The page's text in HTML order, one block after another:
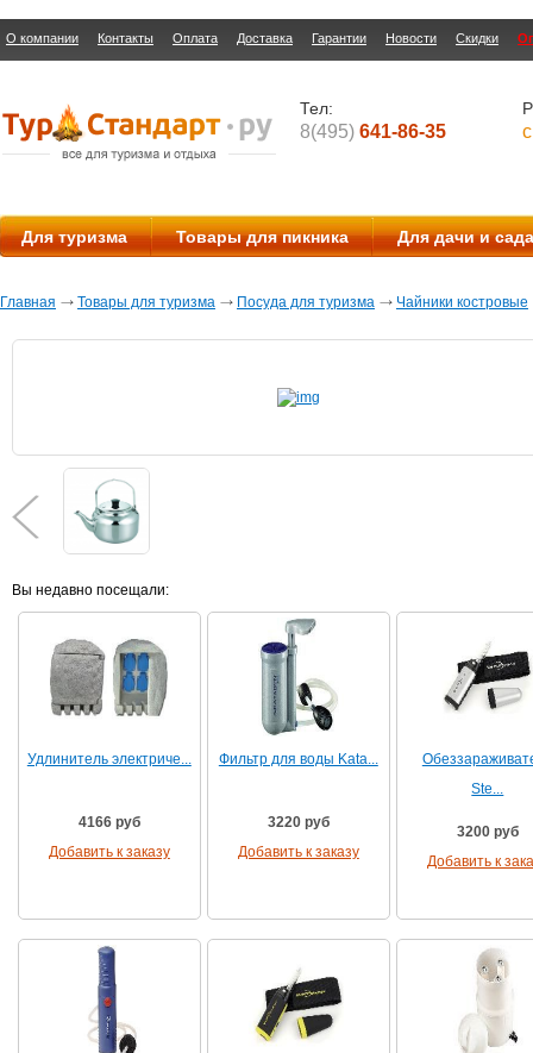
О компании Контакты Оплата Доставка Гарантии Новости Скидки
Тел:
8(495) 641-86-35
Для туризма Товары для пикника Для дачи и сада
Главная Товары для туризма Посуда для туризма Чайники костровые
Вы недавно посещали:
Удлинитель электриче...
4166 руб
Добавить к заказу
Фильтр для воды Kata...
3220 руб
Добавить к заказу
Ste...
3200 руб
Добавить к